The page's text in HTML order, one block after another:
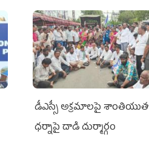
డీఎస్సీ అక్రమాలపై శాంతియుత
ధర్నాపై దాడి దుర్మార్గం